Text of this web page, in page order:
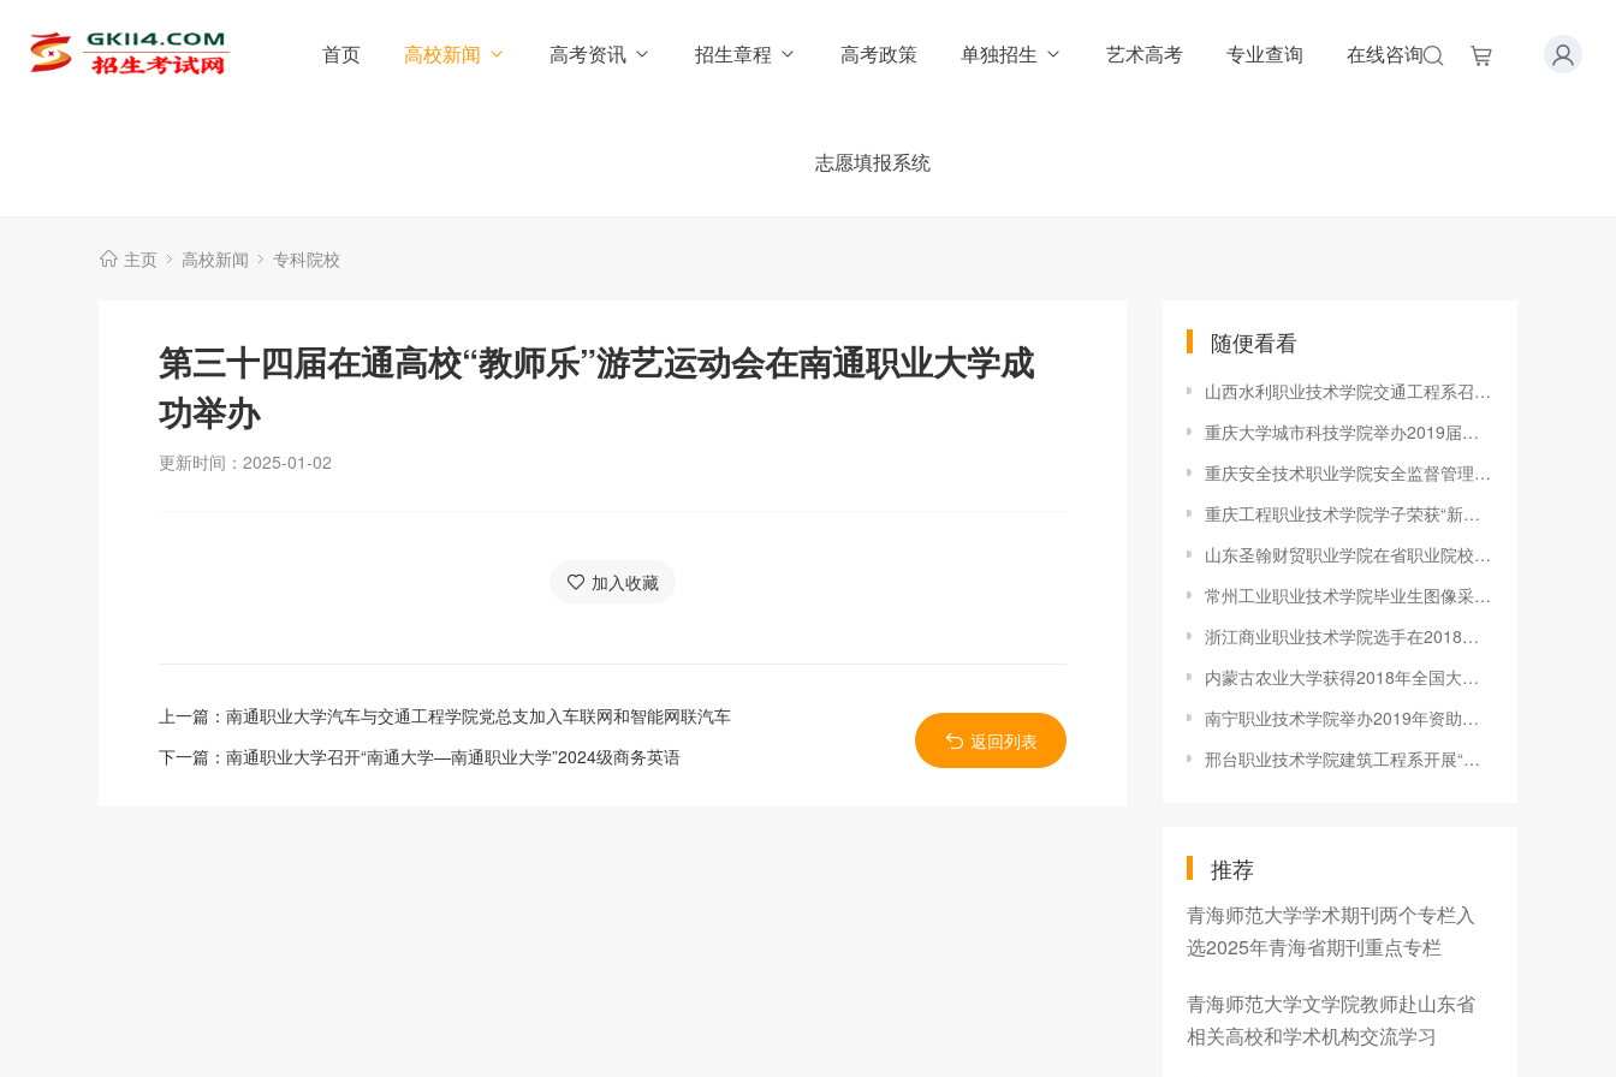
首页 高校新闻 高考资讯 招生章程 高考政策 单独招生 艺术高考 专业查询 在线咨询
志愿填报系统
主页 高校新闻 专科院校
第三十四届在通高校“教师乐”游艺运动会在南通职业大学成
功举办
更新时间：2025-01-02
加入收藏
上一篇： 南通职业大学汽车与交通工程学院党总支加入车联网和智能网联汽车
下一篇： 南通职业大学召开“南通大学—南通职业大学”2024级商务英语
返回列表
随便看看
山西水利职业技术学院交通工程系召开2021-2022学年第二学期教学工作推进会议
重庆大学城市科技学院举办2019届毕业生秋季双选会
重庆安全技术职业学院安全监督管理系召开2019届毕业生顶岗实习、
重庆工程职业技术学院学子荣获“新华三杯”2019年全国大学生数字技术大赛重庆赛区一等奖4项
山东圣翰财贸职业学院在省职业院校技能大赛中荣获佳绩
常州工业职业技术学院毕业生图像采集工作获省级表彰
浙江商业职业技术学院选手在2018年浙江省高职高专实用英语口语大
内蒙古农业大学获得2018年全国大中专学生志愿者暑期“三下乡”社
南宁职业技术学院举办2019年资助诚信教育主题讲座
邢台职业技术学院建筑工程系开展“军风育人+文化自信”系列活动
推荐
青海师范大学学术期刊两个专栏入
选2025年青海省期刊重点专栏
青海师范大学文学院教师赴山东省
相关高校和学术机构交流学习